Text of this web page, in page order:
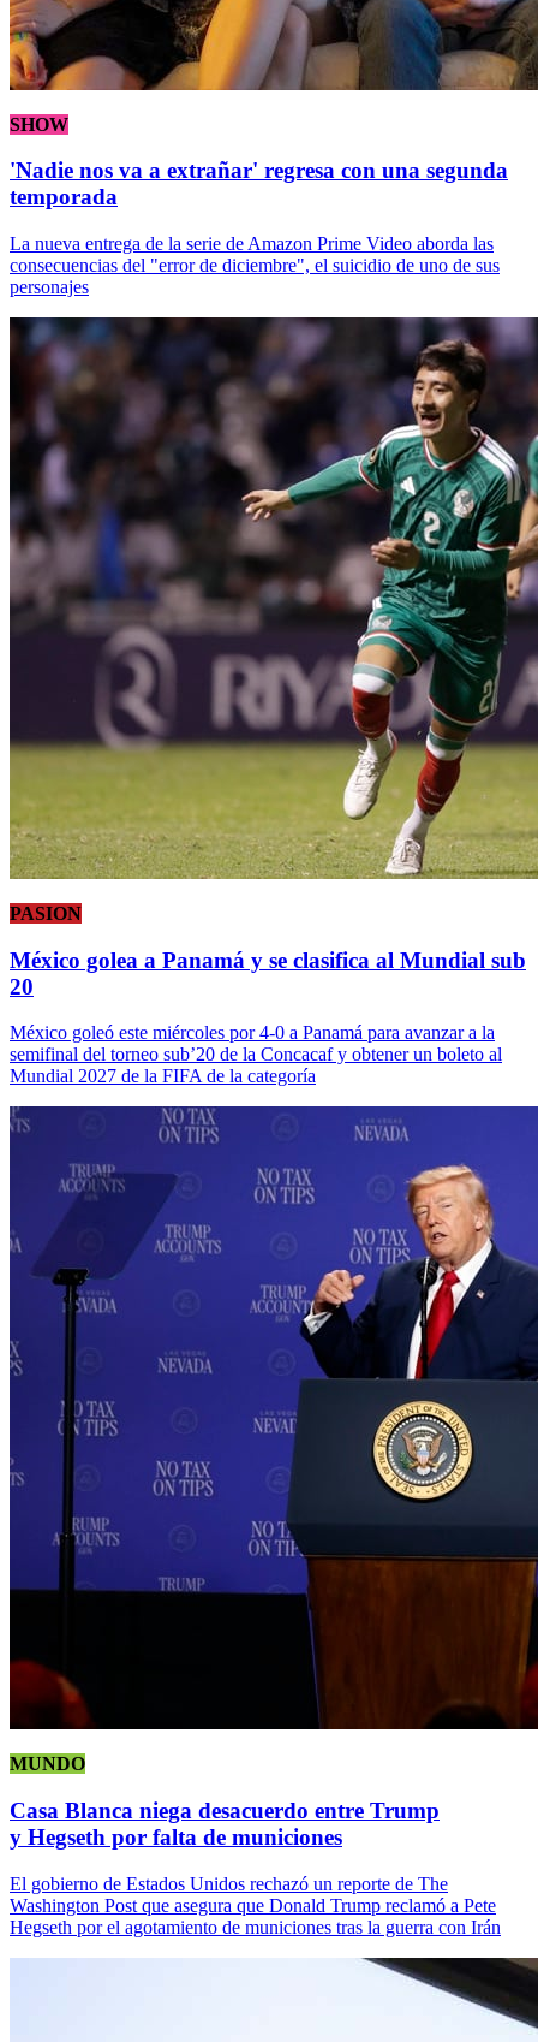
SHOW
'Nadie nos va a extrañar' regresa con una segunda
temporada
La nueva entrega de la serie de Amazon Prime Video aborda las
consecuencias del "error de diciembre", el suicidio de uno de sus
personajes
PASION
México golea a Panamá y se clasifica al Mundial sub
20
México goleó este miércoles por 4-0 a Panamá para avanzar a la
semifinal del torneo sub’20 de la Concacaf y obtener un boleto al
Mundial 2027 de la FIFA de la categoría
MUNDO
Casa Blanca niega desacuerdo entre Trump
y Hegseth por falta de municiones
El gobierno de Estados Unidos rechazó un reporte de The
Washington Post que asegura que Donald Trump reclamó a Pete
Hegseth por el agotamiento de municiones tras la guerra con Irán